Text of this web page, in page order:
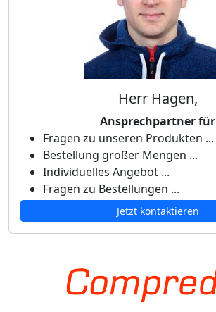
Herr Hagen,
Ansprechpartner für
Fragen zu unseren Produkten ...
Bestellung großer Mengen ...
Individuelles Angebot ...
Fragen zu Bestellungen ...
Jetzt kontaktieren